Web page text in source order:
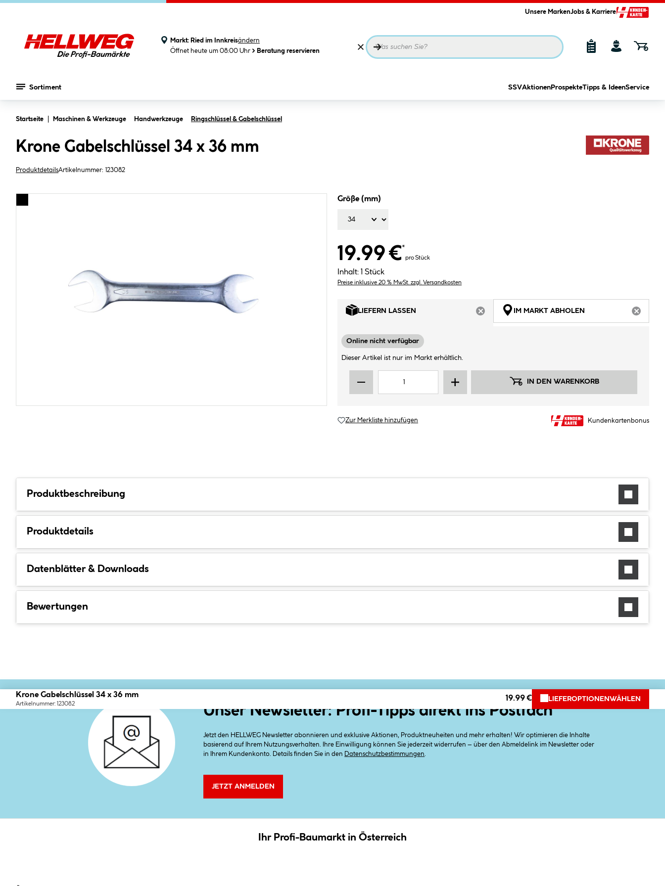
Unsere MarkenJobs & Karriere
Markt: Ried im Innkreisändern
Öffnet heute um 08:00 Uhr
Beratung reservieren
Sortiment SSVAktionen ProspekteTipps & IdeenService
Startseite Maschinen & Werkzeuge Handwerkzeuge Ringschlüssel & Gabelschlüssel
Krone Gabelschlüssel 34 x 36 mm
ProduktdetailsArtikelnummer: 123082
Größe (mm)
19.99 €*
pro Stück
Inhalt: 1 Stück
Preise inklusive 20 % MwSt. zzgl. Versandkosten
LIEFERN LASSEN
ARTIKEL NICHT VERFÜGBAR
IM MARKT ABHOLEN
Online nicht verfügbar
Dieser Artikel ist nur im Markt erhältlich.
IN DEN WARENKORB
Zur Merkliste hinzufügen Kundenkartenbonus
Produktbeschreibung
Produktdetails
Datenblätter & Downloads
Bewertungen
Krone Gabelschlüssel 34 x 36 mm
Artikelnummer: 123082
19.99 € LIEFEROPTIONEN WÄHLEN
Unser Newsletter: Profi-Tipps direkt ins Postfach
Jetzt den HELLWEG Newsletter abonnieren und exklusive Aktionen, Produktneuheiten und mehr erhalten! Wir optimieren die Inhalte
basierend auf Ihrem Nutzungsverhalten. Ihre Einwilligung können Sie jederzeit widerrufen – über den Abmeldelink im Newsletter oder
in Ihrem Kundenkonto. Details finden Sie in den
Datenschutzbestimmungen
JETZT ANMELDEN
Ihr Profi-Baumarkt in Österreich